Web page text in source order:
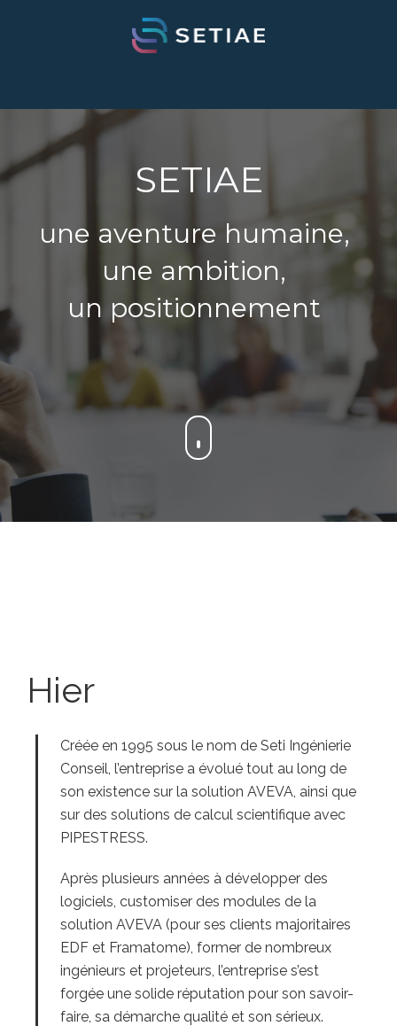
SETIAE
une aventure humaine,
une ambition,
un positionnement
Hier
Créée en 1995 sous le nom de Seti Ingénierie
Conseil, l’entreprise a évolué tout au long de
son existence sur la solution AVEVA, ainsi que
sur des solutions de calcul scientifique avec
PIPESTRESS.
Après plusieurs années à développer des
logiciels, customiser des modules de la
solution AVEVA (pour ses clients majoritaires
EDF et Framatome), former de nombreux
ingénieurs et projeteurs, l’entreprise s’est
forgée une solide réputation pour son savoir-
faire, sa démarche qualité et son sérieux.